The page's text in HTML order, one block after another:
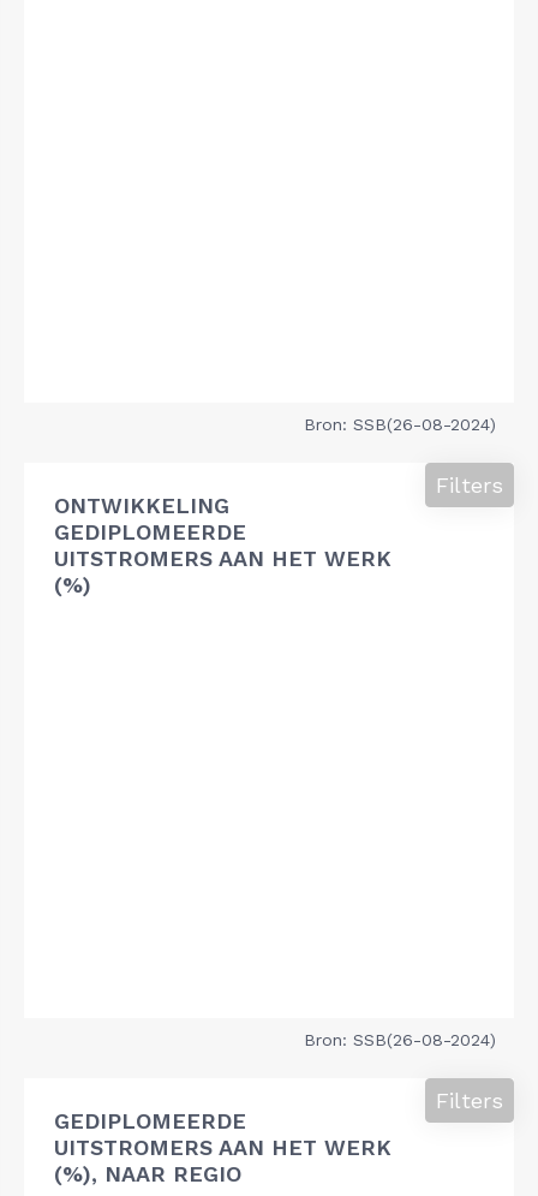
Bron: SSB(26-08-2024)
ONTWIKKELING
GEDIPLOMEERDE
UITSTROMERS AAN HET WERK
(%)
Filters
Bron: SSB(26-08-2024)
GEDIPLOMEERDE
UITSTROMERS AAN HET WERK
(%), NAAR REGIO
Filters